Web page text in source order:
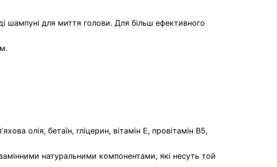
шампуні для миття голови. Для більш ефективного
олія, бетаїн, гліцерин, вітамін Е, провітамін В5,
натуральними компонентами, які несуть той